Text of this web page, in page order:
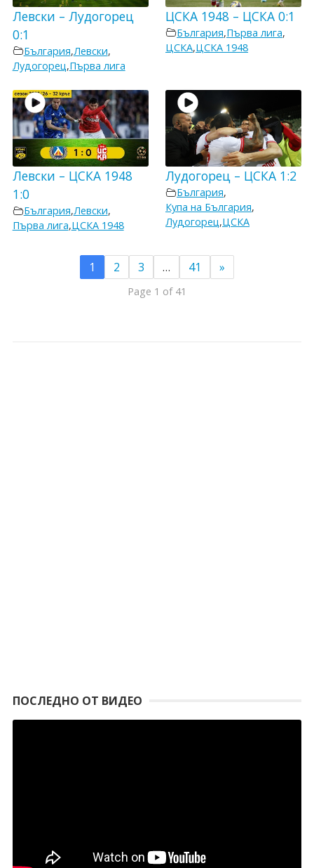
Левски – Лудогорец
0:1
България,Левски,
Лудогорец,Първа лига
ЦСКА 1948 – ЦСКА 0:1
България,Първа лига,
ЦСКА,ЦСКА 1948
Левски – ЦСКА 1948
1:0
България,Левски,
Първа лига,ЦСКА 1948
Лудогорец – ЦСКА 1:2
България,
Купа на България,
Лудогорец,ЦСКА
1 2 3 … 41 »
Page 1 of 41
ПОСЛЕДНО ОТ ВИДЕО